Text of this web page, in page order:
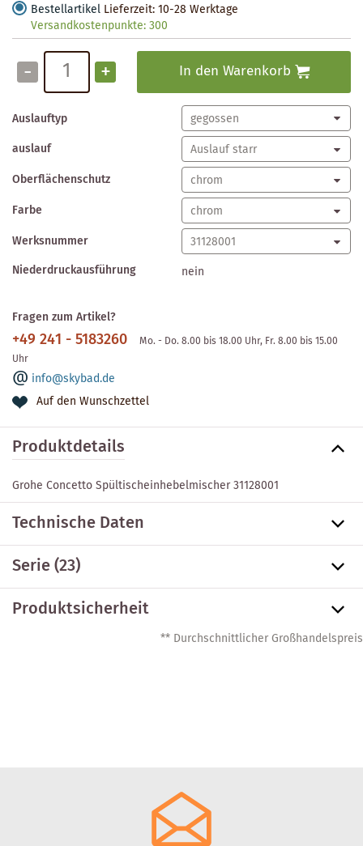
Bestellartikel Lieferzeit: 10-28 Werktage
Versandkostenpunkte:300
- + In den Warenkorb
Auslauftyp
auslauf
Oberflächenschutz
Farbe
Werksnummer
Niederdruckausführung
nein
Fragen zum Artikel?
+49 241 - 5183260
Mo. - Do. 8.00 bis 18.00 Uhr, Fr. 8.00 bis 15.00
Uhr
info@skybad.de
Auf den Wunschzettel
Produktdetails
Grohe Concetto Spültischeinhebelmischer 31128001
Technische Daten
Serie(23)
Produktsicherheit
** Durchschnittlicher Großhandelspreis